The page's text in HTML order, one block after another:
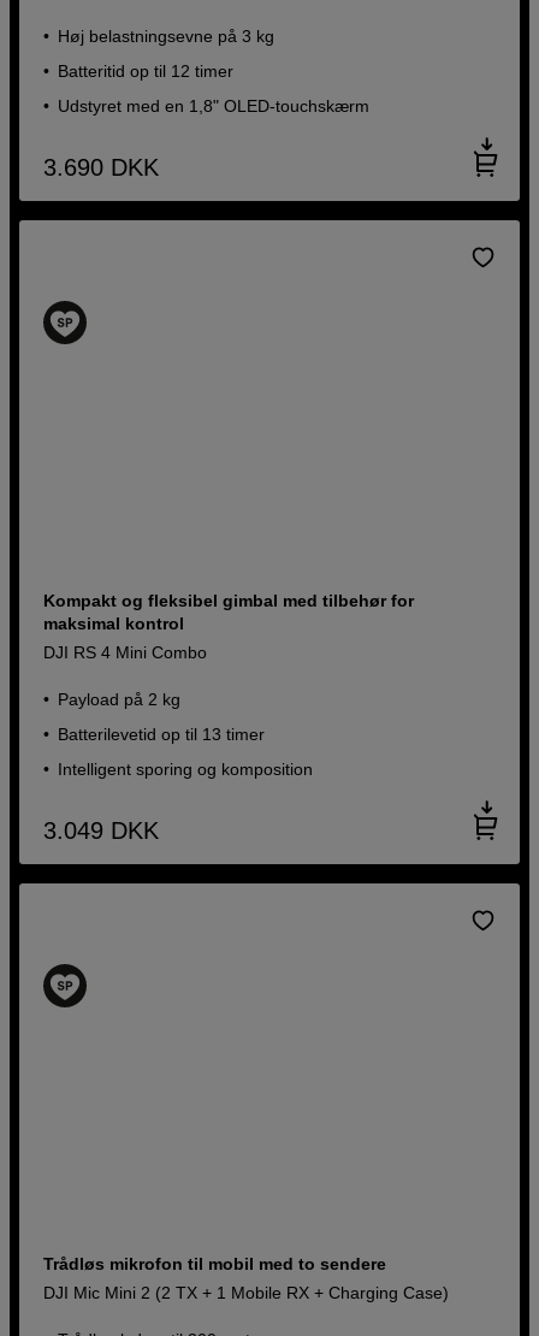
Høj belastningsevne på 3 kg
Batteritid op til 12 timer
Udstyret med en 1,8" OLED-touchskærm
3.690 DKK
Kompakt og fleksibel gimbal med tilbehør for
maksimal kontrol
DJI RS 4 Mini Combo
Payload på 2 kg
Batterilevetid op til 13 timer
Intelligent sporing og komposition
3.049 DKK
Trådløs mikrofon til mobil med to sendere
DJI Mic Mini 2 (2 TX + 1 Mobile RX + Charging Case)